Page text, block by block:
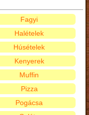
Fagyi
Halételek
Húsételek
Kenyerek
Muffin
Pizza
Pogácsa